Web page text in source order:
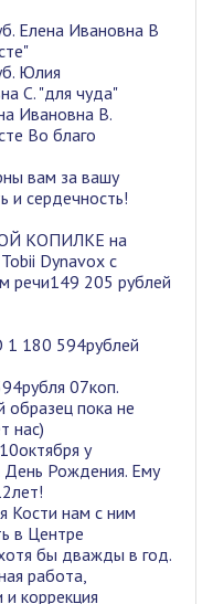
Елена Ивановна В
Юлия
С. "для чуда"
Ивановна В.
Во благо
вам за вашу
и сердечность!
КОПИЛКЕ на
Dynavox с
речи149 205 рублей
180 594рублей
07коп.
образец пока не
нас)
у
День Рождения. Ему
Кости нам с ним
в Центре
бы дважды в год.
работа,
и коррекция